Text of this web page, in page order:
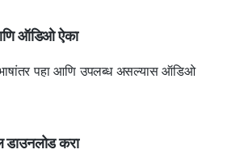
ऑडिओ ऐका
पहा आणि उपलब्ध असल्यास ऑडिओ
डाउनलोड करा